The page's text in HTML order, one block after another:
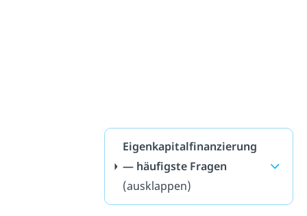
Eigenkapitalfinanzierung
— häufigste Fragen
(ausklappen)